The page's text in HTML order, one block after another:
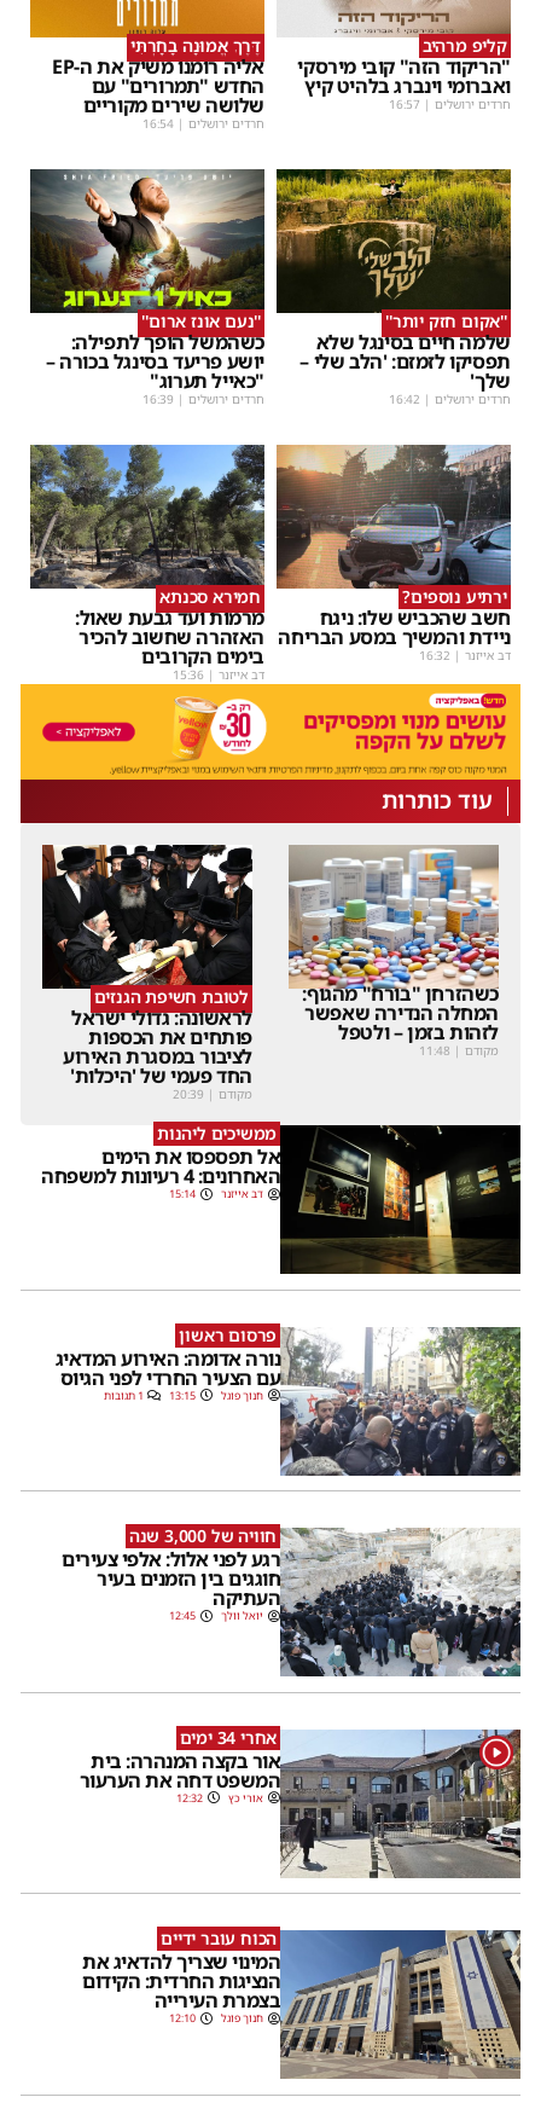
קליפ מרהיב
"הריקוד הזה" קובי מירסקי
ואברומי וינברג בלהיט קיץ
חרדים ירושלים |
16:57
דֶּרֶךְ אֱמוּנָה בָחָרְתִּי
אליה רומנו משיק את ה-EP
החדש "תמרורים" עם
שלושה שירים מקוריים
חרדים ירושלים |
16:54
''אקום חזק יותר''
שלמה חיים בסינגל שלא
תפסיקו לזמזם: 'הלב שלי –
שלך'
חרדים ירושלים |
16:42
''נעם אונז ארום''
כשהמשל הופך לתפילה:
יושע פריעד בסינגל בכורה –
"כאייל תערוג"
חרדים ירושלים |
16:39
ירתיע נוספים?
חשב שהכביש שלו: ניגח
ניידת והמשיך במסע הבריחה
דב אייזנר |
16:32
חמירא סכנתא
מרמות ועד גבעת שאול:
האזהרה שחשוב להכיר
בימים הקרובים
דב אייזנר |
15:36
עוד כותרות
כשהזרחן "בורח" מהגוף:
המחלה הנדירה שאפשר
לזהות בזמן – ולטפל
מקודם |
11:48
לטובת חשיפת הגנזים
לראשונה: גדולי ישראל
פותחים את הכספות
לציבור במסגרת האירוע
החד פעמי של 'היכלות'
מקודם |
20:39
ממשיכים ליהנות
אל תפספסו את הימים
האחרונים: 4 רעיונות למשפחה
דב אייזנר 15:14
פרסום ראשון
נורה אדומה: האירוע המדאיג
עם הצעיר החרדי לפני הגיוס
חנוך פוגל 13:15 1 תגובות
חוויה של 3,000 שנה
רגע לפני אלול: אלפי צעירים
חוגגים בין הזמנים בעיר
העתיקה
יואל וולך 12:45
1 אחרי 34 ימים
אור בקצה המנהרה: בית
המשפט דחה את הערעור
אורי כץ 12:32
הכוח עובר ידיים
המינוי שצריך להדאיג את
הנציגות החרדית: הקידום
בצמרת העירייה
חנוך פוגל 12:10